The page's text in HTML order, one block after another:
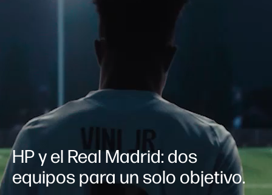
HP y el Real Madrid: dos
equipos para un solo objetivo.